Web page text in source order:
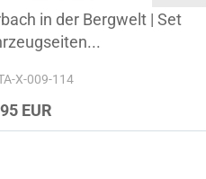
in der Bergwelt | Set
X-009-114
EUR